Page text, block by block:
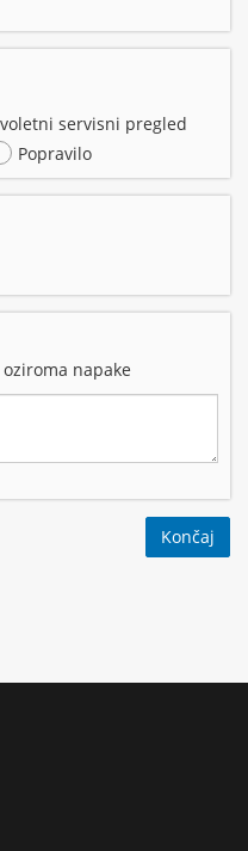
servisni pregled
Popravilo
napake